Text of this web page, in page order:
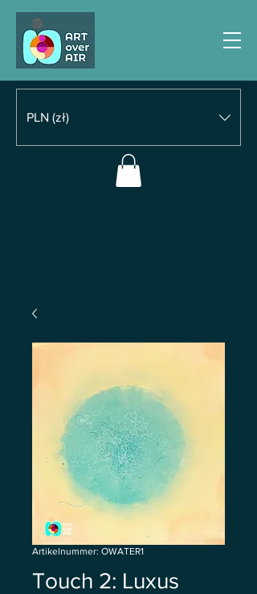
PLN (zł)
Artikelnummer: OWATER1
Touch 2: Luxus